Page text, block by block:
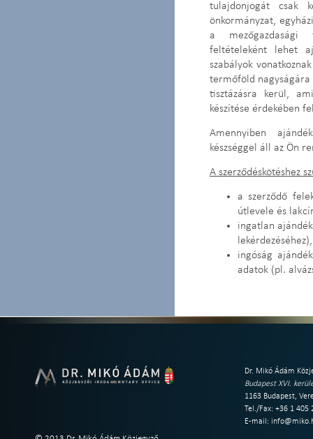
tulajdonjogát csak
önkormányzat,
a mezőgazdasági
feltételeként lehet
szabályok
termőföld nagyságára
tisztázásra kerül,
készítése érdekében
Amennyiben
készséggel áll az Ön
A szerződéskötéshez
a szerződő
útlevele és
ingatlan
lekérdezéséhez),
ingóság
adatok (pl.
Dr. Mikó Ádám
Budapest XVI.
1163 Budapest,
Tel./Fax: +36 1 405
E-mail: